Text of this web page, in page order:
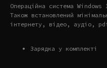
Операційна система Windows
Також встановлений
інтернету, відео, аудіо,
Зарядка у комплекті